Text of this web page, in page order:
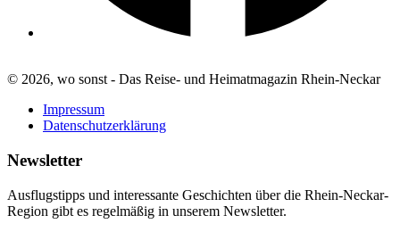
© 2026, wo sonst - Das Reise- und Heimatmagazin Rhein-Neckar
Impressum
Datenschutzerklärung
Newsletter
Ausflugstipps und interessante Geschichten über die Rhein-Neckar-
Region gibt es regelmäßig in unserem Newsletter.